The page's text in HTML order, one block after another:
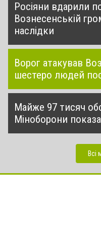
Росіяни вдарили
Вознесенській
наслідки
Ворог атакував
шестеро людей
Майже 97 тисяч
Міноборони
Всі